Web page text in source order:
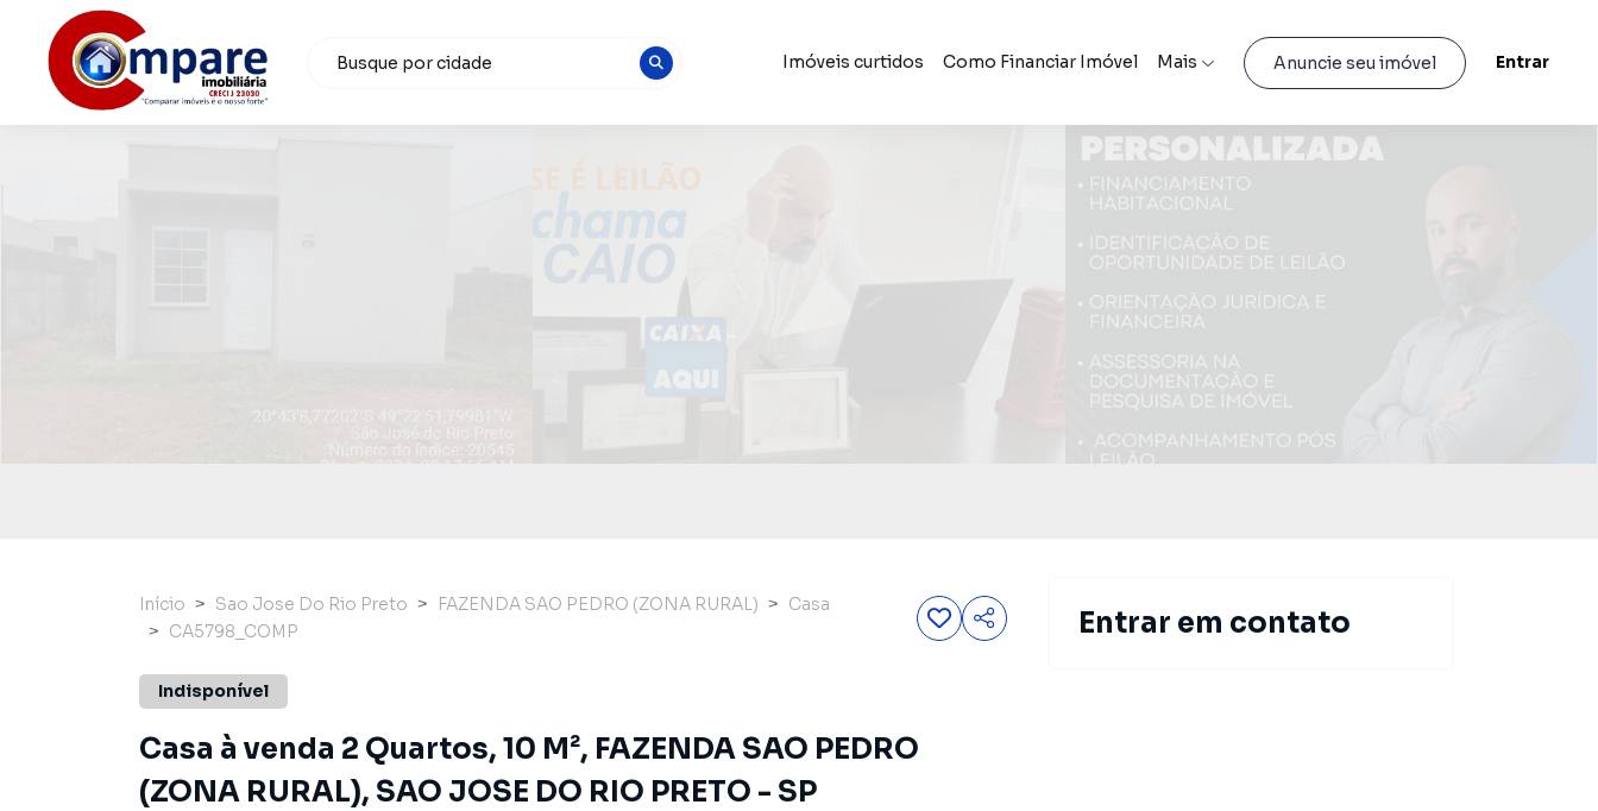
Imóveis curtidos Como Financiar Imóvel Mais Anuncie seu imóvel Entrar
Início Sao Jose Do Rio Preto FAZENDA SAO PEDRO (ZONA RURAL)
Casa
CA5798_COMP
Indisponível
Casa à venda 2 Quartos, 10 M², FAZENDA SAO PEDRO
(ZONA RURAL), SAO JOSE DO RIO PRETO - SP
Entrar em contato